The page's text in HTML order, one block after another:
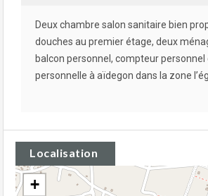
Deux chambre salon sanitaire bien
douches au premier étage, deux
balcon personnel, compteur personnel
personnelle à aïdegon dans la zone
Localisation
+